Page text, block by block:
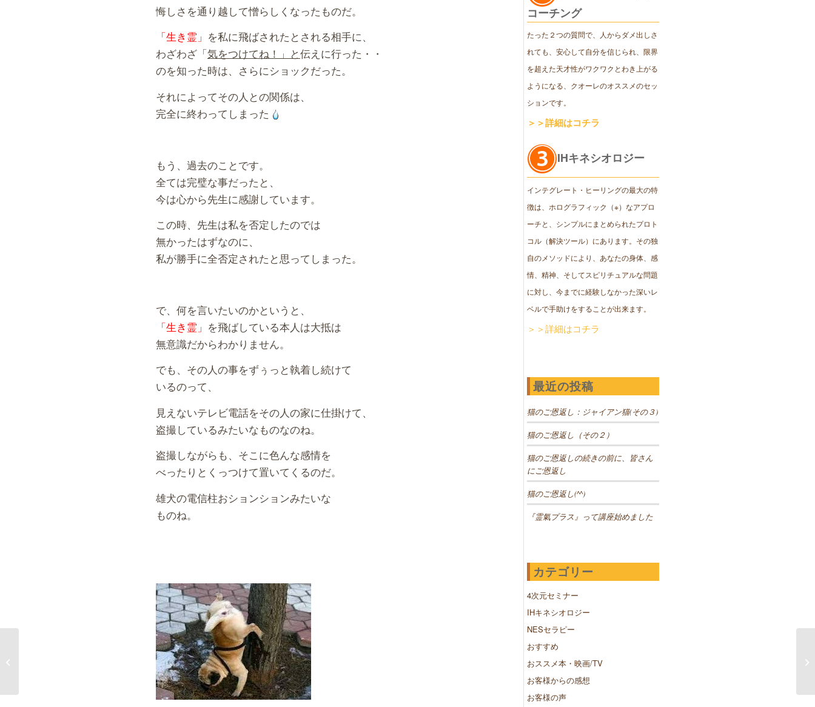
悔しさを通り越して憎らしくなったものだ。
「生き霊」 を私に飛ばされたとされる相手に、
わざわざ「気をつけてね！」と伝えに行った・・
のを知った時は、さらにショックだった。
それによってその人との関係は、
完全に終わってしまった
もう、過去のことです。
全ては完璧な事だったと、
今は心から先生に感謝しています。
この時、先生は私を否定したのでは
無かったはずなのに、
私が勝手に全否定されたと思ってしまった。
で、何を言いたいのかというと、
「生き霊」 を飛ばしている本人は大抵は
無意識だからわかりません。
でも、その人の事をずぅっと執着し続けて
いるのって、
見えないテレビ電話をその人の家に仕掛けて、
盗撮しているみたいなものなのね。
盗撮しながらも、そこに色んな感情を
べったりとくっつけて置いてくるのだ。
雄犬の電信柱おションションみたいな
ものね。
コーチング
たった２つの質問で、人からダメ出しさ
れても、安心して自分を信じられ、限界
を超えた天才性がワクワクとわき上がる
ようになる、クオーレのオススメのセッ
ションです。
＞＞詳細はコチラ
IHキネシオロジー
インテグレート・ヒーリングの最大の特
徴は、ホログラフィック（※）なアプロ
ーチと、シンプルにまとめられたプロト
コル（解決ツール）にあります。その独
自のメソッドにより、あなたの身体、感
情、精神、そしてスピリチュアルな問題
に対し、今までに経験しなかった深いレ
ベルで手助けをすることが出来ます。
＞＞詳細はコチラ
最近の投稿
猫のご恩返し：ジャイアン猫(その３)
猫のご恩返し（その２）
猫のご恩返しの続きの前に、皆さん
にご恩返し
猫のご恩返し(^^)
『霊氣プラス』って講座始めました
カテゴリー
4次元セミナー
IHキネシオロジー
NESセラピー
おすすめ
おススメ本・映画/TV
お客様からの感想
お客様の声